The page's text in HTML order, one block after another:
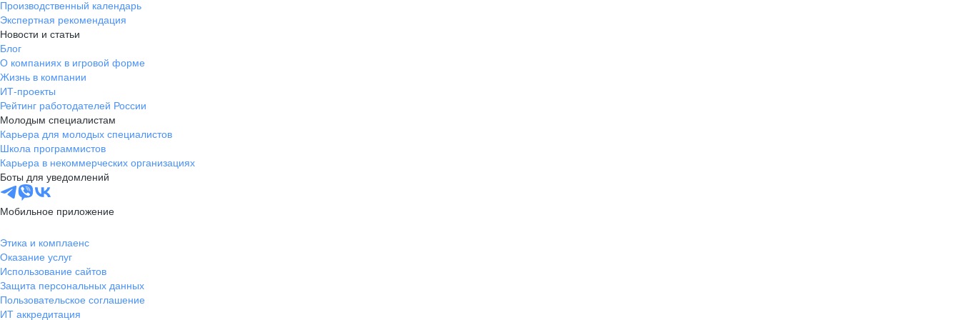
Производственный календарь
Экспертная рекомендация
Новости и статьи
Блог
О компаниях в игровой форме
Жизнь в компании
ИТ-проекты
Рейтинг работодателей России
Молодым специалистам
Карьера для молодых специалистов
Школа программистов
Карьера в некоммерческих организациях
Боты для уведомлений
Мобильное приложение
Этика и комплаенс
Оказание услуг
Использование сайтов
Защита персональных данных
Пользовательское соглашение
ИТ аккредитация